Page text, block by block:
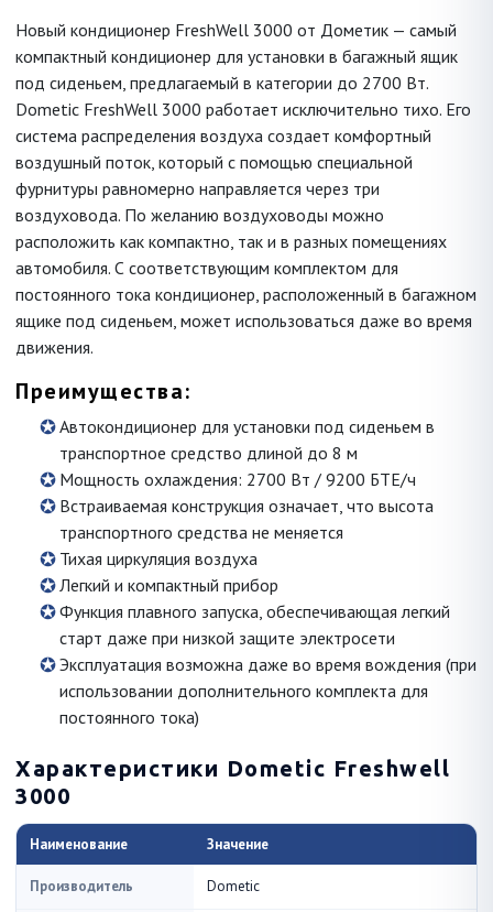
Новый кондиционер FreshWell 3000 от Дометик — самый
компактный кондиционер для установки в багажный ящик
под сиденьем, предлагаемый в категории до 2700 Вт.
Dometic FreshWell 3000 работает исключительно тихо. Его
система распределения воздуха создает комфортный
воздушный поток, который с помощью специальной
фурнитуры равномерно направляется через три
воздуховода. По желанию воздуховоды можно
расположить как компактно, так и в разных помещениях
автомобиля. С соответствующим комплектом для
постоянного тока кондиционер, расположенный в багажном
ящике под сиденьем, может использоваться даже во время
движения.
Преимущества:
Автокондиционер для установки под сиденьем в
транспортное средство длиной до 8 м
Мощность охлаждения: 2700 Вт / 9200 БТЕ/ч
Встраиваемая конструкция означает, что высота
транспортного средства не меняется
Тихая циркуляция воздуха
Легкий и компактный прибор
Функция плавного запуска, обеспечивающая легкий
старт даже при низкой защите электросети
Эксплуатация возможна даже во время вождения (при
использовании дополнительного комплекта для
постоянного тока)
Характеристики Dometic Freshwell
3000
Наименование Значение
Производитель Dometic